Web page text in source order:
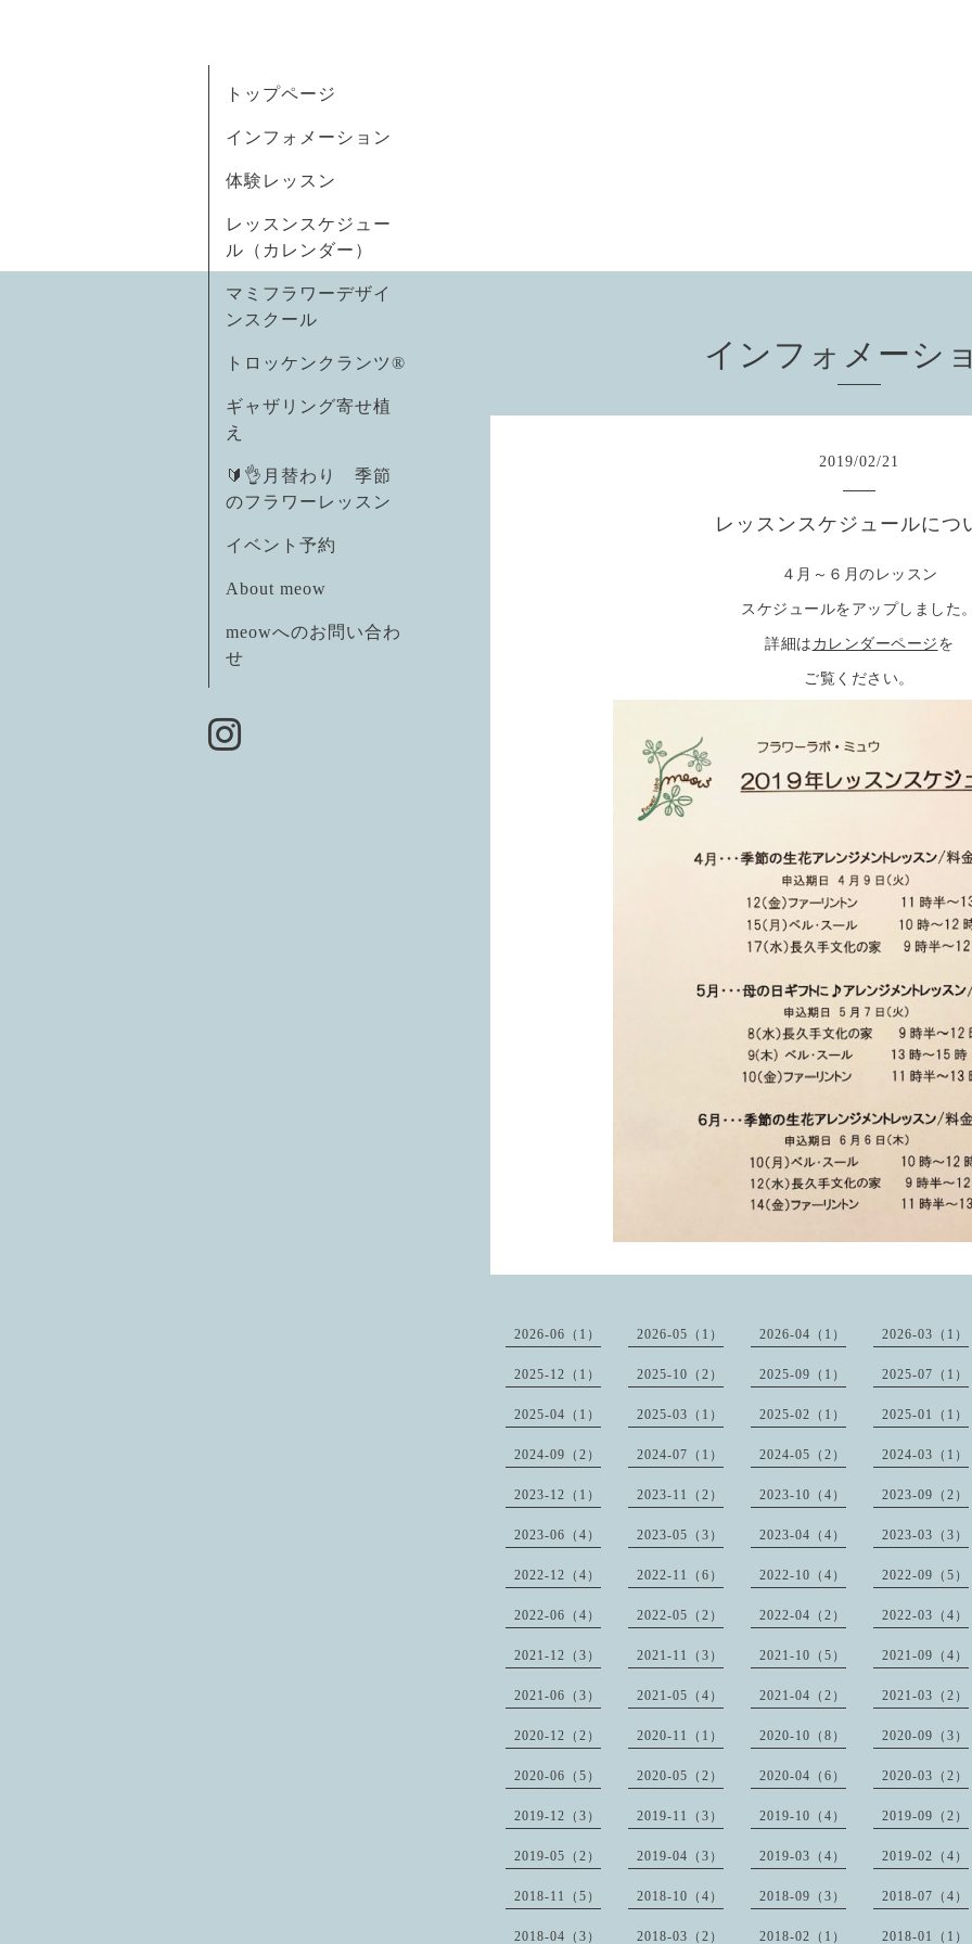
トップページ
インフォメーション
体験レッスン
レッスンスケジュー
ル（カレンダー）
マミフラワーデザイ
ンスクール
トロッケンクランツ®
ギャザリング寄せ植
え
🔰👌月替わり 季節
のフラワーレッスン
イベント予約
About meow
meowへのお問い合わ
せ
インフォメーシ
2019/02/21
レッスンスケジュールにつ
４月～６月のレッスン
スケジュールをアップしました
詳細は カレンダーページ を
ご覧ください。
2026-06（1） 2026-05（1） 2026-04（1） 2026-03（1）
2025-12（1） 2025-10（2） 2025-09（1） 2025-07（1）
2025-04（1） 2025-03（1） 2025-02（1） 2025-01（1）
2024-09（2） 2024-07（1） 2024-05（2） 2024-03（1）
2023-12（1） 2023-11（2） 2023-10（4） 2023-09（2）
2023-06（4） 2023-05（3） 2023-04（4） 2023-03（3）
2022-12（4） 2022-11（6） 2022-10（4） 2022-09（5）
2022-06（4） 2022-05（2） 2022-04（2） 2022-03（4）
2021-12（3） 2021-11（3） 2021-10（5） 2021-09（4）
2021-06（3） 2021-05（4） 2021-04（2） 2021-03（2）
2020-12（2） 2020-11（1） 2020-10（8） 2020-09（3）
2020-06（5） 2020-05（2） 2020-04（6） 2020-03（2）
2019-12（3） 2019-11（3） 2019-10（4） 2019-09（2）
2019-05（2） 2019-04（3） 2019-03（4） 2019-02（4）
2018-11（5） 2018-10（4） 2018-09（3） 2018-07（4）
2018-04（3） 2018-03（2） 2018-02（1） 2018-01（1）